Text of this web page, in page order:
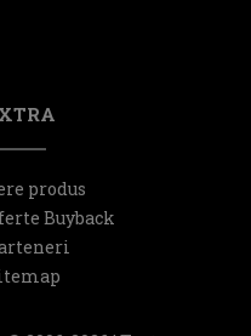
produs
Buyback